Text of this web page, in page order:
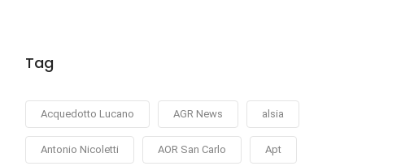
Tag
Acquedotto Lucano AGR News alsia
Antonio Nicoletti AOR San Carlo Apt